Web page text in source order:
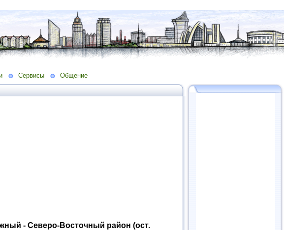
Сервисы Общение
- Северо-Восточный район (ост.